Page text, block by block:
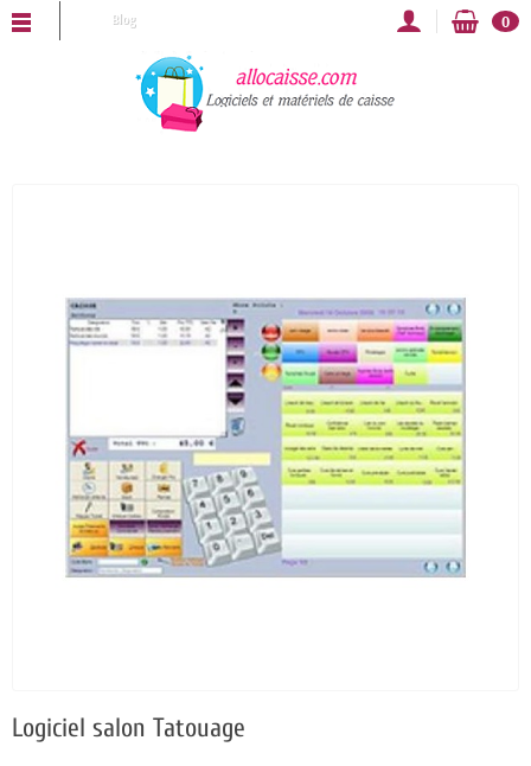
Blog 0
vous souhaite une bonne année 2025 !
Logiciel salon Tatouage